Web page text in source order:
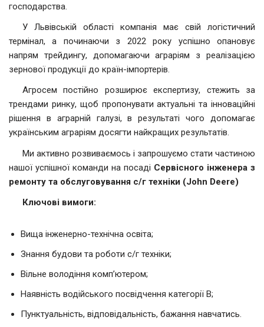
господарства.
У Львівській області компанія має свій логістичний
термінал, а починаючи з 2022 року успішно опановує
напрям трейдингу, допомагаючи аграріям з реалізацією
зернової продукції до країн-імпортерів.
Агросем постійно розширює експертизу, стежить за
трендами ринку, щоб пропонувати актуальні та інноваційні
рішення в аграрній галузі, в результаті чого допомагає
українським аграріям досягти найкращих результатів.
Ми активно розвиваємось і запрошуємо стати частиною
нашої успішної команди на посаді Сервісного інженера з
ремонту та обслуговування с/г техніки (John Deere)
Ключові вимоги:
Вища інженерно-технічна освіта;
Знання будови та роботи с/г техніки;
Вільне володіння комп’ютером;
Наявність водійського посвідчення категорії В;
Пунктуальність, відповідальність, бажання навчатись.